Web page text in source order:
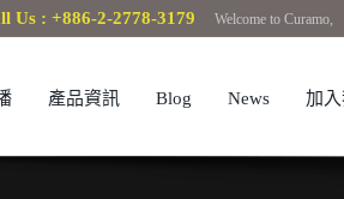
Us : +886-2-2778-3179 Welcome to Curamo,
產品資訊 Blog News 加入